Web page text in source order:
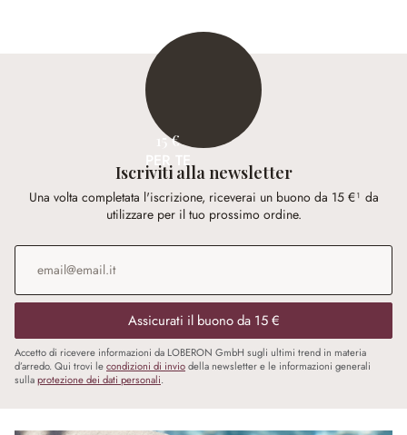
15 €
PER TE
Iscriviti alla newsletter
Una volta completata l'iscrizione, riceverai un buono da 15 €¹ da
utilizzare per il tuo prossimo ordine.
Indirizzo e-mail
Assicurati il buono da 15 €
Accetto di ricevere informazioni da LOBERON GmbH sugli ultimi trend in materia
d’arredo. Qui trovi lecondizioni di inviodella newsletter e le informazioni generali
sullaprotezione dei dati personali.